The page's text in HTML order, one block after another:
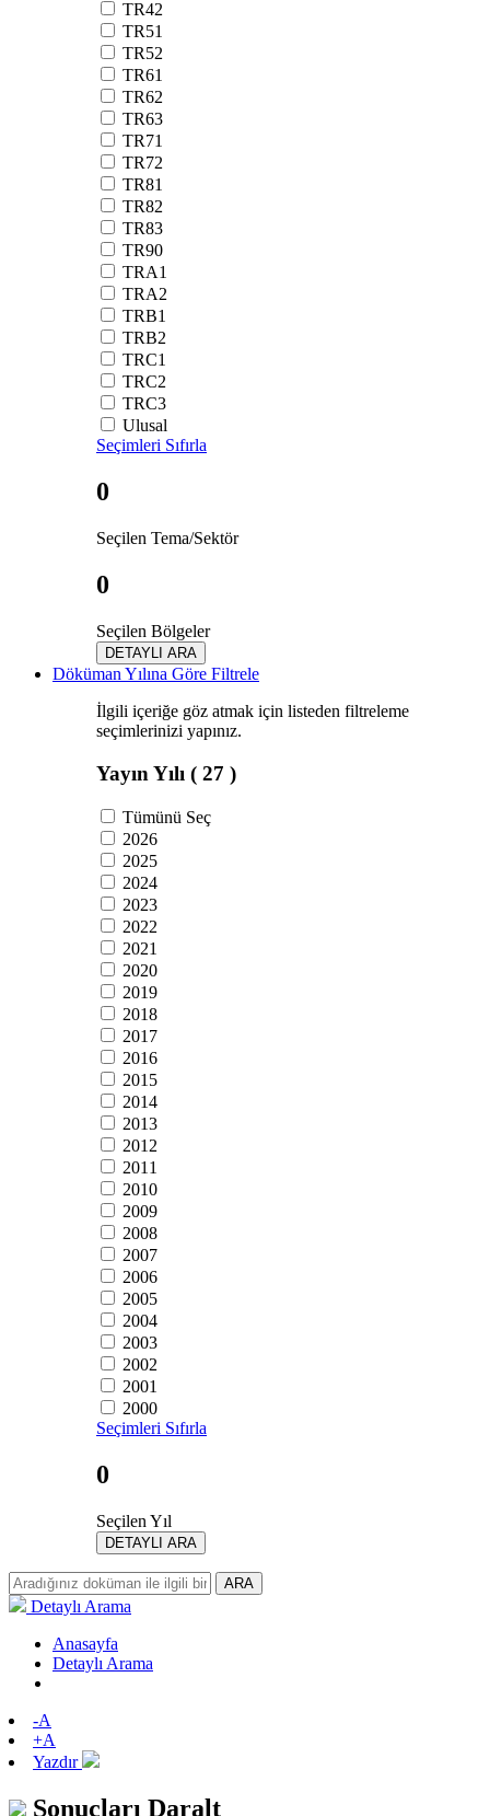
TR42
TR51
TR52
TR61
TR62
TR63
TR71
TR72
TR81
TR82
TR83
TR90
TRA1
TRA2
TRB1
TRB2
TRC1
TRC2
TRC3
Ulusal
Seçimleri Sıfırla
0
Seçilen Tema/Sektör
0
Seçilen Bölgeler
DETAYLI ARA
Döküman Yılına Göre Filtrele
İlgili içeriğe göz atmak için listeden filtreleme
seçimlerinizi yapınız.
Yayın Yılı ( 27 )
Tümünü Seç
2026
2025
2024
2023
2022
2021
2020
2019
2018
2017
2016
2015
2014
2013
2012
2011
2010
2009
2008
2007
2006
2005
2004
2003
2002
2001
2000
Seçimleri Sıfırla
0
Seçilen Yıl
DETAYLI ARA
ARA
Detaylı Arama
Anasayfa
Detaylı Arama
-A
+A
Yazdır
Sonuçları Daralt